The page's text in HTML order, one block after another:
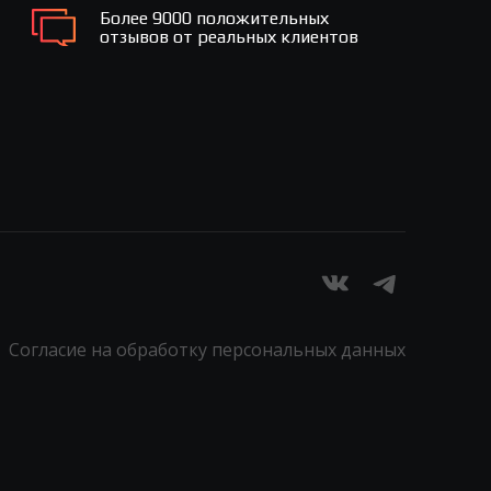
Более 9000 положительных
отзывов от реальных клиентов
Согласие на обработку персональных данных